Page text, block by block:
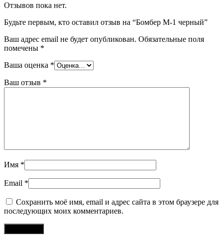
Отзывов пока нет.
Будьте первым, кто оставил отзыв на “Бомбер М-1 черный”
Ваш адрес email не будет опубликован. Обязательные поля
помечены *
Ваша оценка *
Ваш отзыв *
Имя *
Email *
Сохранить моё имя, email и адрес сайта в этом браузере для
последующих моих комментариев.